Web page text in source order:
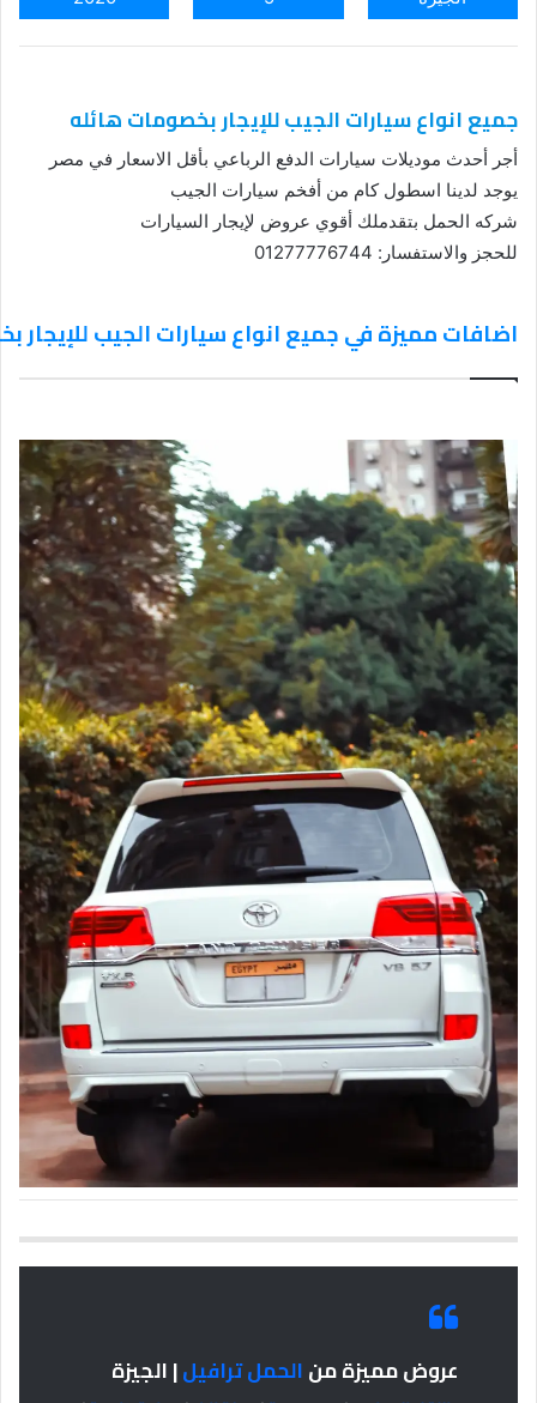
جميع انواع سيارات الجيب للإيجار بخصومات هائله
أجر أحدث موديلات سيارات الدفع الرباعي بأقل الاسعار في مصر
يوجد لدينا اسطول كام من أفخم سيارات الجيب
شركه الحمل بتقدملك أقوي عروض لإيجار السيارات
للحجز والاستفسار: 01277776744
اضافات مميزة في جميع انواع سيارات الجيب للإيجار
عروض مميزة منالحمل ترافيل| الجيزة